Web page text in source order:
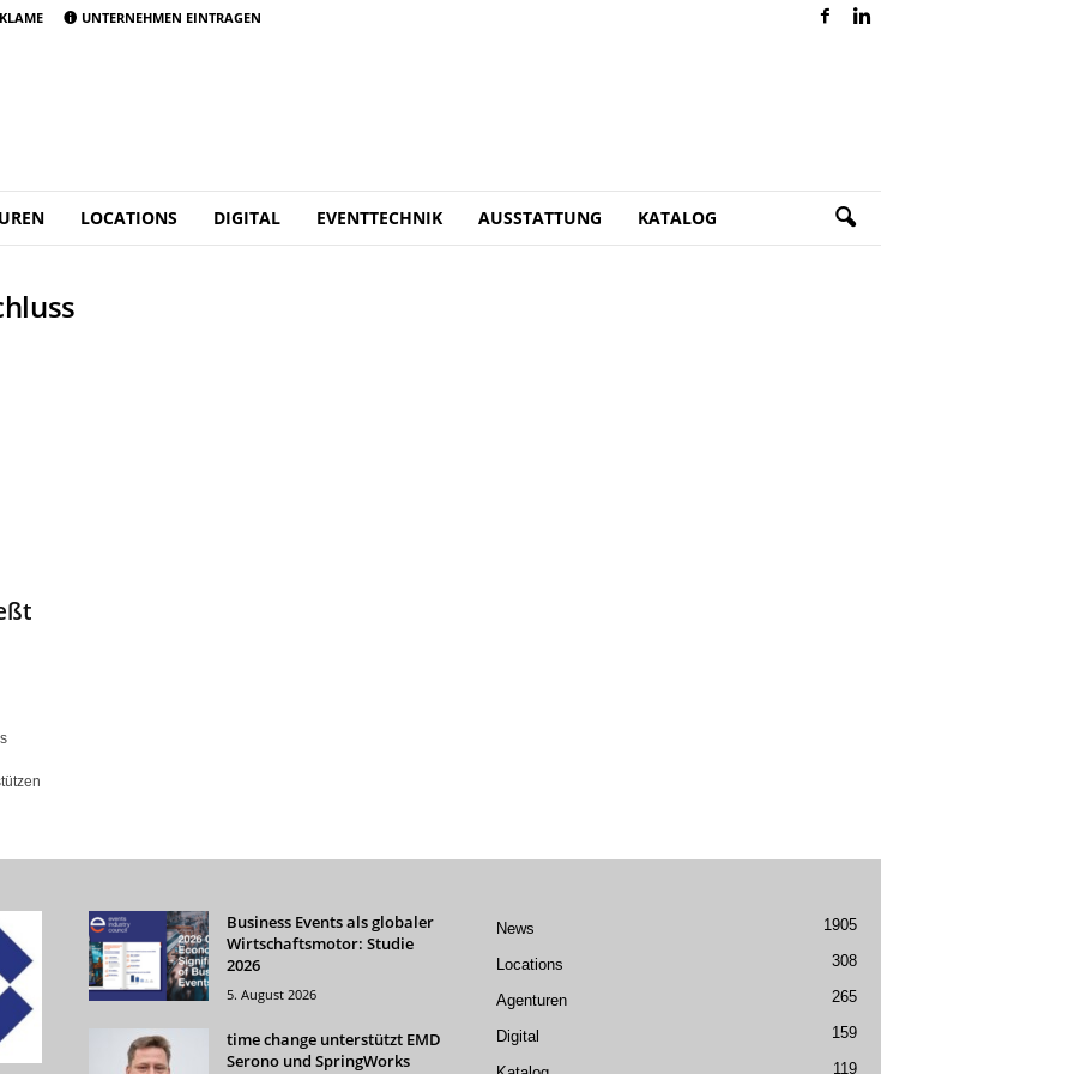
UNTERNEHMEN EINTRAGEN
LOCATIONS DIGITAL EVENTTECHNIK AUSSTATTUNG KATALOG
Business Events als globaler
Wirtschaftsmotor: Studie
2026
5. August 2026
time change unterstützt EMD
Serono und SpringWorks
News 1905
Locations 308
Agenturen 265
Digital 159
119